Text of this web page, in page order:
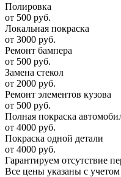
Полировка
от 500 руб.
Локальная покраска
от 3000 руб.
Ремонт бампера
от 500 руб.
Замена стекол
от 2000 руб.
Ремонт элементов кузова
от 500 руб.
Полная покраска
от 4000 руб.
Покраска одной детали
от 4000 руб.
Гарантируем отсутствие
Все цены указаны с